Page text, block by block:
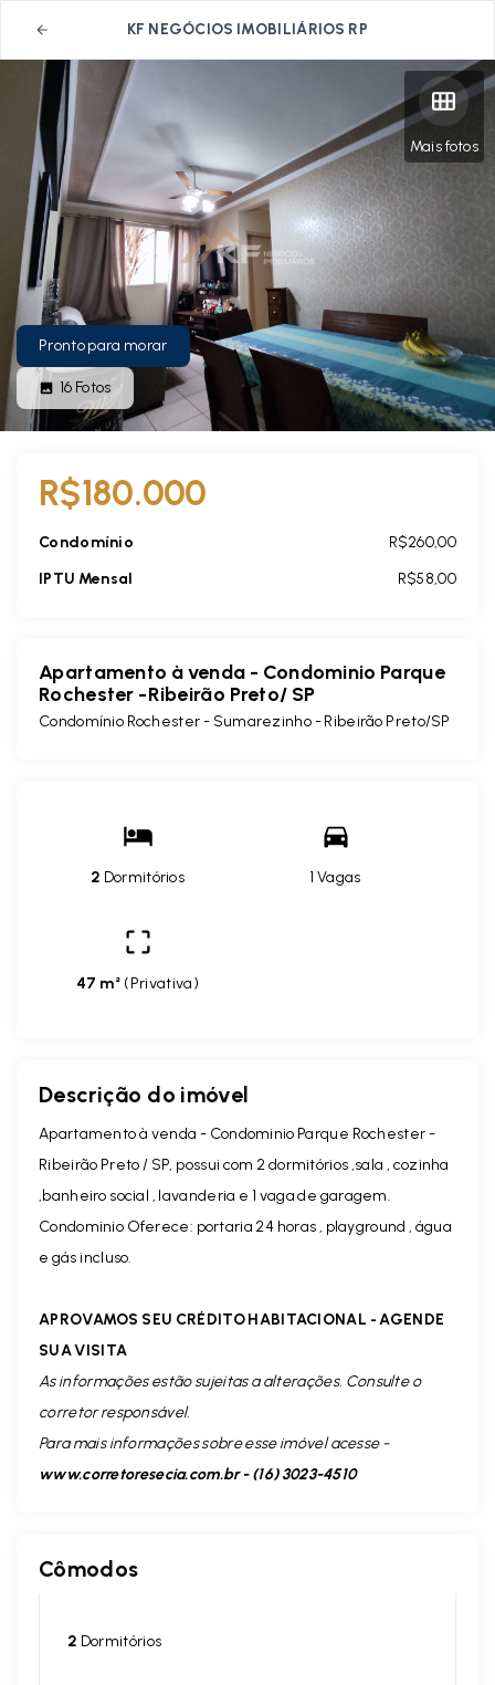
KF NEGÓCIOS IMOBILIÁRIOS RP
Mais fotos
Pronto para morar
16 Fotos
R$180.000
Condomínio
R$260,00
IPTU Mensal
R$58,00
Apartamento à venda - Condominio Parque
Rochester -Ribeirão Preto/ SP
Condomínio Rochester - Sumarezinho - Ribeirão Preto/SP
2 Dormitórios 1 Vagas
47 m² (Privativa)
Descrição do imóvel
Apartamento à venda - Condominio Parque Rochester -
Ribeirão Preto / SP, possui com 2 dormitórios ,sala , cozinha
,banheiro social , lavanderia e 1 vaga de garagem.
Condominio Oferece: portaria 24 horas , playground , água
e gás incluso.
APROVAMOS SEU CRÉDITO HABITACIONAL - AGENDE
SUA VISITA
As informações estão sujeitas a alterações. Consulte o
corretor responsável.
Para mais informações sobre esse imóvel acesse -
www.corretoresecia.com.br - (16) 3023-4510
Cômodos
2 Dormitórios